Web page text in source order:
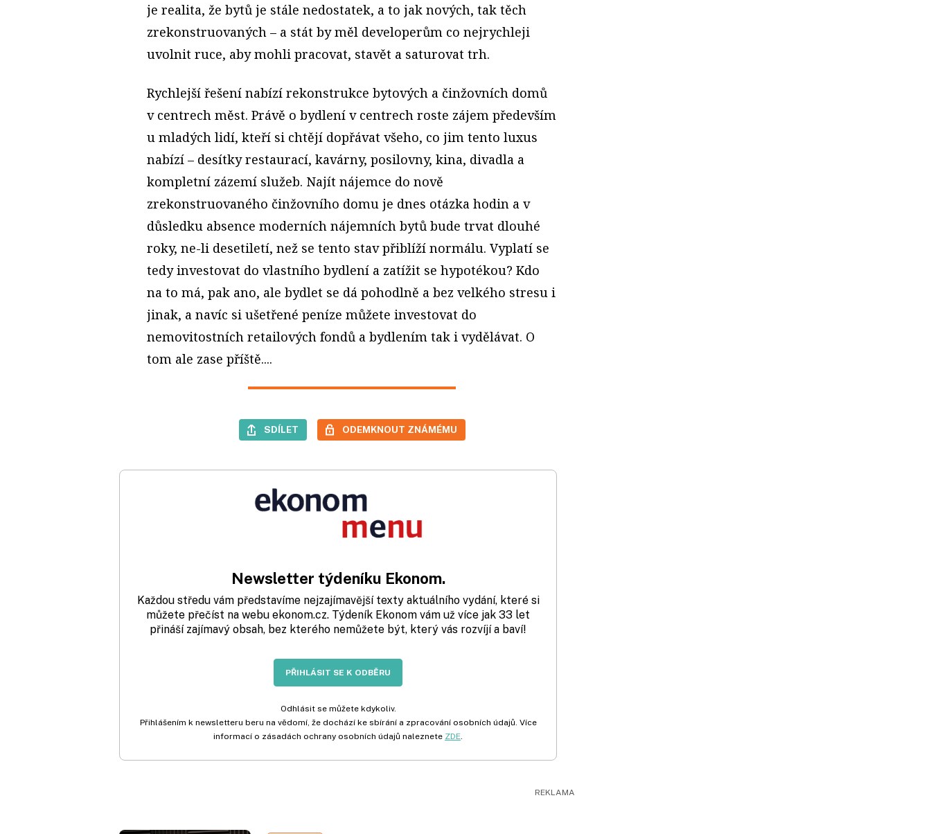
je realita, že bytů je stále nedostatek, a to jak nových, tak těch
zrekonstruovaných – a stát by měl developerům co nejrychleji
uvolnit ruce, aby mohli pracovat, stavět a saturovat trh.
Rychlejší řešení nabízí rekonstrukce bytových a činžovních domů
v centrech měst. Právě o bydlení v centrech roste zájem především
u mladých lidí, kteří si chtějí dopřávat všeho, co jim tento luxus
nabízí – desítky restaurací, kavárny, posilovny, kina, divadla a
kompletní zázemí služeb. Najít nájemce do nově
zrekonstruovaného činžovního domu je dnes otázka hodin a v
důsledku absence moderních nájemních bytů bude trvat dlouhé
roky, ne-li desetiletí, než se tento stav přiblíží normálu. Vyplatí se
tedy investovat do vlastního bydlení a zatížit se hypotékou? Kdo
na to má, pak ano, ale bydlet se dá pohodlně a bez velkého stresu i
jinak, a navíc si ušetřené peníze můžete investovat do
nemovitostních retailových fondů a bydlením tak i vydělávat. O
tom ale zase příště....
SDÍLET ODEMKNOUT ZNÁMÉMU
Newsletter týdeníku Ekonom.
Každou středu vám představíme nejzajímavější texty aktuálního vydání, které si
můžete přečíst na webu ekonom.cz. Týdeník Ekonom vám už více jak 33 let
přináší zajímavý obsah, bez kterého nemůžete být, který vás rozvíjí a baví!
PŘIHLÁSIT SE K ODBĚRU
Odhlásit se můžete kdykoliv.
Přihlášením k newsletteru beru na vědomí, že dochází ke sbírání a zpracování osobních údajů. Více
informací o zásadách ochrany osobních údajů naleznete ZDE